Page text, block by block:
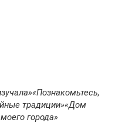
«Познакомьтесь,
традиции»«Дом
города»